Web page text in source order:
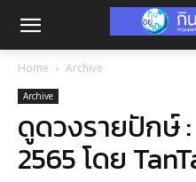
Home Archive
Archive
ดูดวงรายปักษ์
2565 โดย